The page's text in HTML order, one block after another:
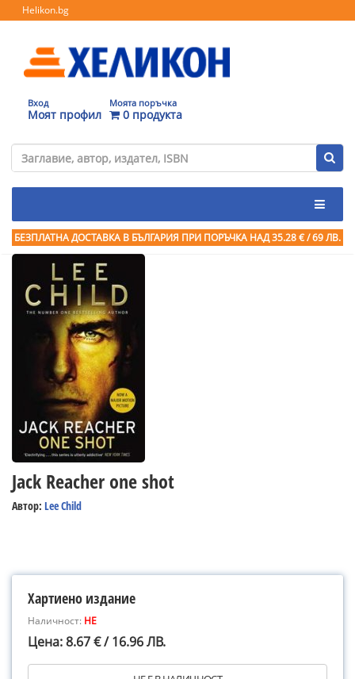
Helikon.bg
Вход
Моят профил
Моята поръчка
0 продукта
БЕЗПЛАТНА ДОСТАВКА В БЪЛГАРИЯ ПРИ ПОРЪЧКА НАД 35.28 € / 69 ЛВ.
Jack Reacher one shot
Автор: Lee Child
Хартиено издание
Наличност: НЕ
Цена: 8.67 € / 16.96 ЛВ.